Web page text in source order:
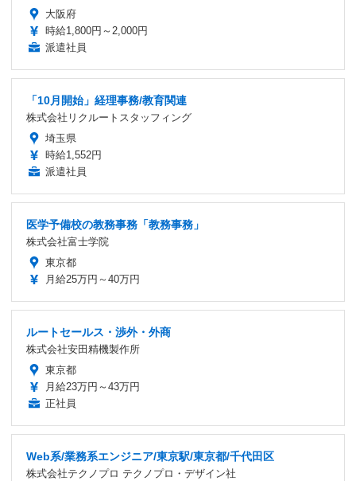
大阪府
時給1,800円～2,000円
派遣社員
「10月開始」経理事務/教育関連
株式会社リクルートスタッフィング
埼玉県
時給1,552円
派遣社員
医学予備校の教務事務「教務事務」
株式会社富士学院
東京都
月給25万円～40万円
ルートセールス・渉外・外商
株式会社安田精機製作所
東京都
月給23万円～43万円
正社員
Web系/業務系エンジニア/東京駅/東京都/千代田区
株式会社テクノプロ テクノプロ・デザイン社